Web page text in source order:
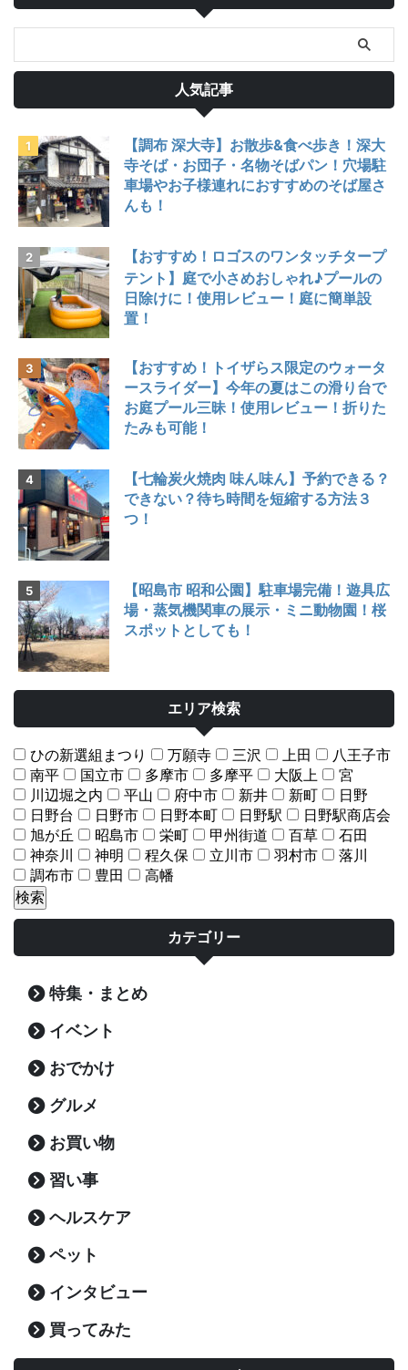
人気記事
【調布 深大寺】お散歩&食べ歩き！深大
寺そば・お団子・名物そばパン！穴場駐
車場やお子様連れにおすすめのそば屋さ
んも！
【おすすめ！ロゴスのワンタッチタープ
テント】庭で小さめおしゃれ♪プールの
日除けに！使用レビュー！庭に簡単設
置！
【おすすめ！トイザらス限定のウォータ
ースライダー】今年の夏はこの滑り台で
お庭プール三昧！使用レビュー！折りた
たみも可能！
【七輪炭火焼肉 味ん味ん】予約できる？
できない？待ち時間を短縮する方法３
つ！
【昭島市 昭和公園】駐車場完備！遊具広
場・蒸気機関車の展示・ミニ動物園！桜
スポットとしても！
エリア検索
ひの新選組まつり 万願寺 三沢 上田
八王子市
南平
国立市 多摩市 多摩平 大阪上
宮
川辺堀之内
平山 府中市 新井 新町
日野
日野台
日野市 日野本町 日野駅
日野駅商店会
旭が丘
昭島市 栄町 甲州街道 百草
石田
神奈川
神明 程久保 立川市 羽村市
落川
調布市
豊田 高幡
カテゴリー
特集・まとめ
イベント
おでかけ
グルメ
お買い物
習い事
ヘルスケア
ペット
インタビュー
買ってみた